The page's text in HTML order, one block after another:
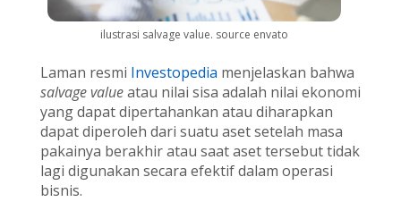
ilustrasi salvage value. source envato
Laman resmi Investopedia menjelaskan bahwa
salvage valueatau nilai sisa adalah nilai ekonomi
yang dapat dipertahankan atau diharapkan
dapat diperoleh dari suatu aset setelah masa
pakainya berakhir atau saat aset tersebut tidak
lagi digunakan secara efektif dalam operasi
bisnis.